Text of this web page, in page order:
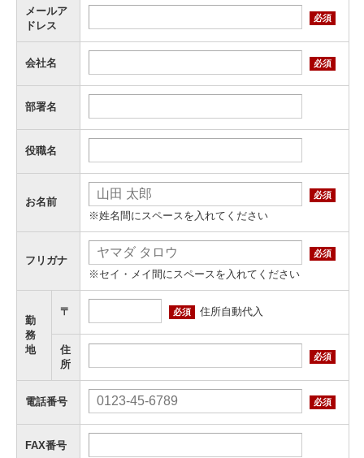
メールア
ドレス
必須
会社名 必須
部署名
役職名
お名前
必須
※姓名間にスペースを入れてください
フリガナ
必須
※セイ・メイ間にスペースを入れてください
勤
務
地
〒 必須 住所自動代入
住
所
必須
電話番号 必須
FAX番号